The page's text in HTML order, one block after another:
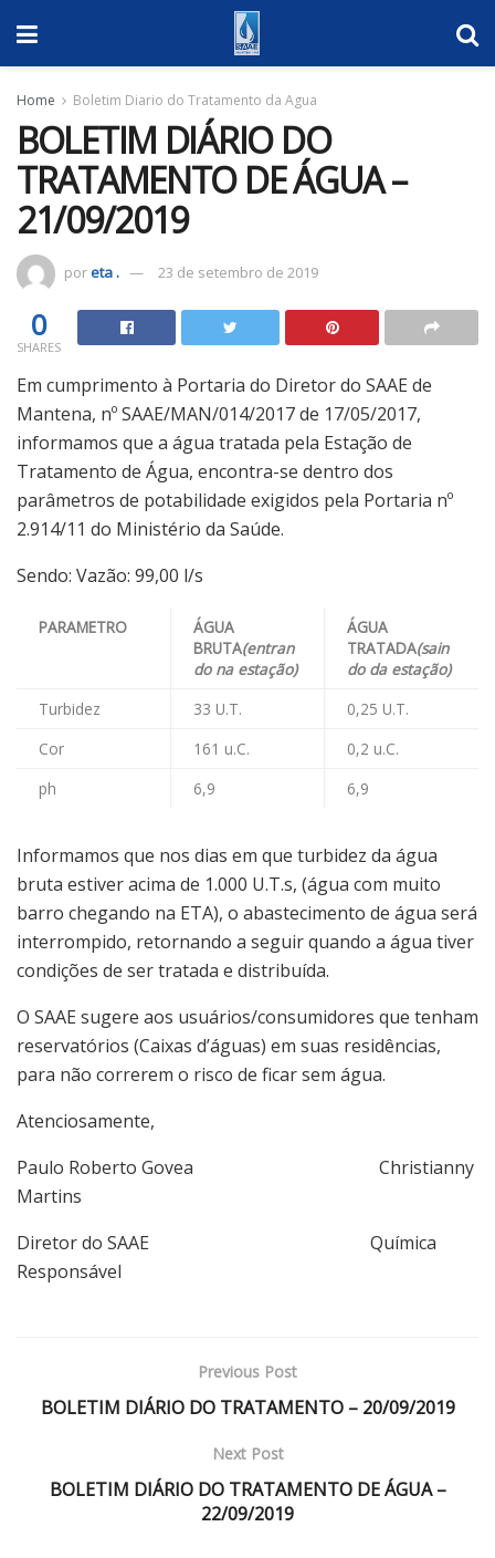
Home Boletim Diario do Tratamento da Agua
BOLETIM DIÁRIO DO
TRATAMENTO DE ÁGUA –
21/09/2019
poreta . 23 de setembro de 2019
0
SHARES
Em cumprimento à Portaria do Diretor do SAAE de
Mantena, nº SAAE/MAN/014/2017 de 17/05/2017,
informamos que a água tratada pela Estação de
Tratamento de Água, encontra-se dentro dos
parâmetros de potabilidade exigidos pela Portaria nº
2.914/11 do Ministério da Saúde.
Sendo: Vazão: 99,00 l/s
PARAMETRO
ÁGUA
BRUTA(entran
do na estação)
ÁGUA
TRATADA(sain
do da estação)
Turbidez
33 U.T.
0,25 U.T.
Cor
161 u.C.
0,2 u.C.
ph
6,9 6,9
Informamos que nos dias em que turbidez da água
bruta estiver acima de 1.000 U.T.s, (água com muito
barro chegando na ETA), o abastecimento de água será
interrompido, retornando a seguir quando a água tiver
condições de ser tratada e distribuída.
O SAAE sugere aos usuários/consumidores que tenham
reservatórios (Caixas d’águas) em suas residências,
para não correrem o risco de ficar sem água.
Atenciosamente,
Paulo Roberto Govea Christianny
Martins
Diretor do SAAE Química
Responsável
Previous Post
BOLETIM DIÁRIO DO TRATAMENTO – 20/09/2019
Next Post
BOLETIM DIÁRIO DO TRATAMENTO DE ÁGUA –
22/09/2019